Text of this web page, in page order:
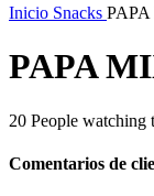
Inicio Snacks
PAPA
20 People watching
Comentarios de